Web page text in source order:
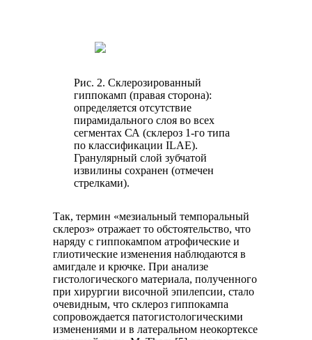
Рис. 2. Склерозированный
гиппокамп (правая сторона):
определяется отсутствие
пирамидального слоя во всех
сегментах СА (склероз 1-го типа
по классификации ILAE).
Гранулярный слой зубчатой
извилины сохранен (отмечен
стрелками).
Так, термин «мезиальный темпоральный
склероз» отражает то обстоятельство, что
наряду с гиппокампом атрофические и
глиотические изменения наблюдаются в
амигдале и крючке. При анализе
гистологического материала, полученного
при хирургии височной эпилепсии, стало
очевидным, что склероз гиппокампа
сопровождается патогистологическими
изменениями и в латеральном неокортексе